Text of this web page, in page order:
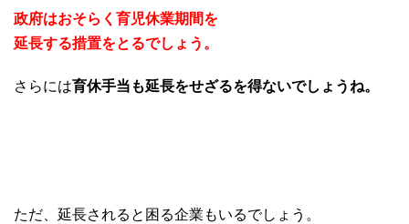
政府はおそらく育児休業期間を
延長する措置をとるでしょう。
さらには育休手当も延長をせざるを得ないでしょうね。
ただ、延長されると困る企業もいるでしょう。